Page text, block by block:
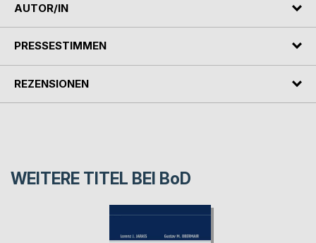
AUTOR/IN
PRESSESTIMMEN
REZENSIONEN
WEITERE TITEL BEI BoD